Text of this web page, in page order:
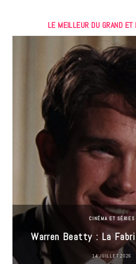
LE MEILLEUR DU GRAND ET
CINÉMA ET SÉRIES
Warren Beatty : La
14 JUILLET 2026